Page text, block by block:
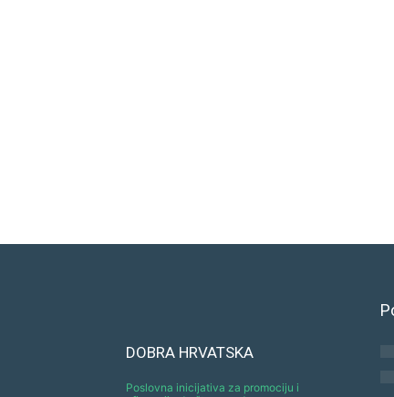
DOBRA HRVATSKA
Poslovna inicijativa za promociju i